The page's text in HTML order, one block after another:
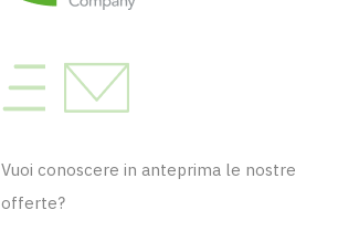
Vuoi conoscere in anteprima le nostre
offerte?